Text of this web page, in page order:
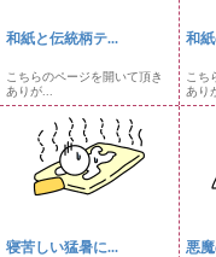
和紙と伝統柄テ...
こちらのページを開いて頂き
ありが...
和
こち
あり
寝苦しい猛暑に... 悪